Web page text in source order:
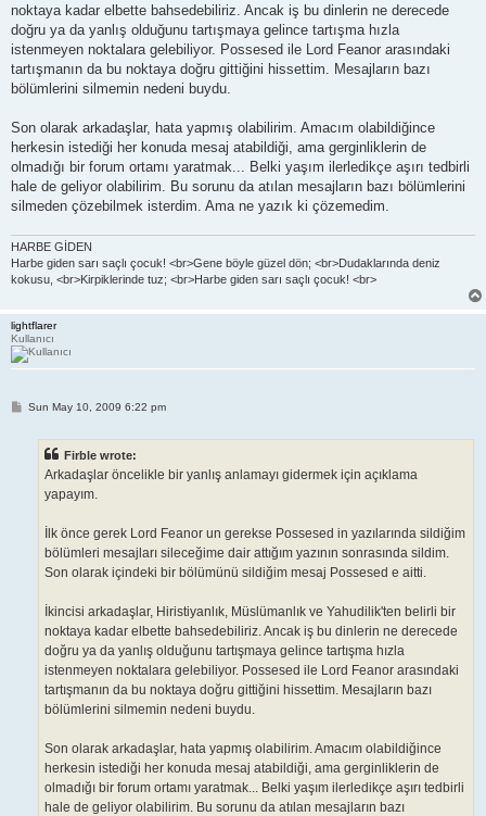
noktaya kadar elbette bahsedebiliriz. Ancak iş bu dinlerin ne derecede
doğru ya da yanlış olduğunu tartışmaya gelince tartışma hızla
istenmeyen noktalara gelebiliyor. Possesed ile Lord Feanor arasındaki
tartışmanın da bu noktaya doğru gittiğini hissettim. Mesajların bazı
bölümlerini silmemin nedeni buydu.
Son olarak arkadaşlar, hata yapmış olabilirim. Amacım olabildiğince
herkesin istediği her konuda mesaj atabildiği, ama gerginliklerin de
olmadığı bir forum ortamı yaratmak... Belki yaşım ilerledikçe aşırı tedbirli
hale de geliyor olabilirim. Bu sorunu da atılan mesajların bazı bölümlerini
silmeden çözebilmek isterdim. Ama ne yazık ki çözemedim.
HARBE GİDEN
Harbe giden sarı saçlı çocuk! <br>Gene böyle güzel dön; <br>Dudaklarında deniz
kokusu, <br>Kirpiklerinde tuz; <br>Harbe giden sarı saçlı çocuk! <br>
lightflarer
Kullanıcı
PSun May 10, 2009 6:22 pm
Firble wrote:
Arkadaşlar öncelikle bir yanlış anlamayı gidermek için açıklama
yapayım.
İlk önce gerek Lord Feanor un gerekse Possesed in yazılarında sildiğim
bölümleri mesajları sileceğime dair attığım yazının sonrasında sildim.
Son olarak içindeki bir bölümünü sildiğim mesaj Possesed e aitti.
İkincisi arkadaşlar, Hiristiyanlık, Müslümanlık ve Yahudilik'ten belirli bir
noktaya kadar elbette bahsedebiliriz. Ancak iş bu dinlerin ne derecede
doğru ya da yanlış olduğunu tartışmaya gelince tartışma hızla
istenmeyen noktalara gelebiliyor. Possesed ile Lord Feanor arasındaki
tartışmanın da bu noktaya doğru gittiğini hissettim. Mesajların bazı
bölümlerini silmemin nedeni buydu.
Son olarak arkadaşlar, hata yapmış olabilirim. Amacım olabildiğince
herkesin istediği her konuda mesaj atabildiği, ama gerginliklerin de
olmadığı bir forum ortamı yaratmak... Belki yaşım ilerledikçe aşırı tedbirli
hale de geliyor olabilirim. Bu sorunu da atılan mesajların bazı